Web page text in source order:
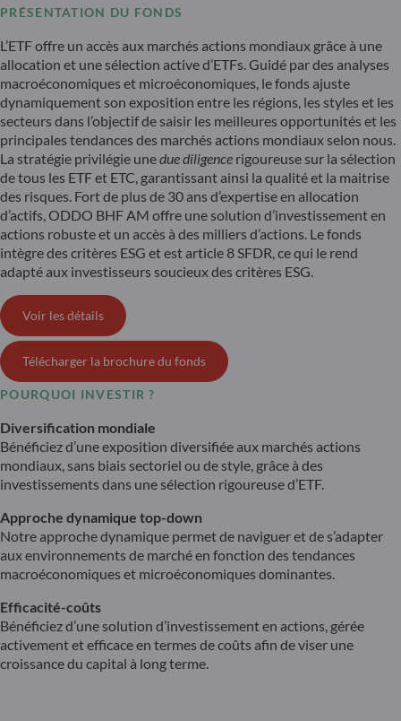
PRÉSENTATION DU FONDS
L’ETF offre un accès aux marchés actions mondiaux grâce à une
allocation et une sélection active d’ETFs. Guidé par des analyses
macroéconomiques et microéconomiques, le fonds ajuste
dynamiquement son exposition entre les régions, les styles et les
secteurs dans l’objectif de saisir les meilleures opportunités et les
principales tendances des marchés actions mondiaux selon nous.
La stratégie privilégie unedue diligence rigoureuse sur la sélection
de tous les ETF et ETC, garantissant ainsi la qualité et la maitrise
des risques. Fort de plus de 30 ans d’expertise en allocation
d’actifs, ODDO BHF AM offre une solution d’investissement en
actions robuste et un accès à des milliers d’actions. Le fonds
intègre des critères ESG et est article 8 SFDR, ce qui le rend
adapté aux investisseurs soucieux des critères ESG.
Voir les détails
Télécharger la brochure du fonds
POURQUOI INVESTIR ?
Diversification mondiale
Bénéficiez d’une exposition diversifiée aux marchés actions
mondiaux, sans biais sectoriel ou de style, grâce à des
investissements dans une sélection rigoureuse d’ETF.
Approche dynamique top-down
Notre approche dynamique permet de naviguer et de s’adapter
aux environnements de marché en fonction des tendances
macroéconomiques et microéconomiques dominantes.
Efficacité-coûts
Bénéficiez d’une solution d’investissement en actions, gérée
activement et efficace en termes de coûts afin de viser une
croissance du capital à long terme.